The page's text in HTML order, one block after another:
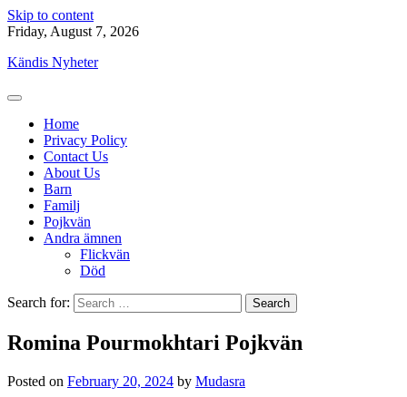
Skip to content
Friday, August 7, 2026
Kändis Nyheter
Home
Privacy Policy
Contact Us
About Us
Barn
Familj
Pojkvän
Andra ämnen
Flickvän
Död
Search for:
Romina Pourmokhtari Pojkvän
Posted on February 20, 2024 by Mudasra